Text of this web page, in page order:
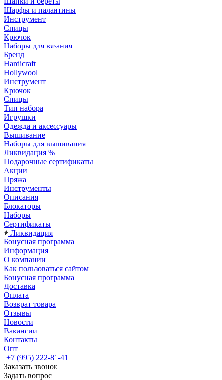
Шарфы и палантины
Инструмент
Спицы
Крючок
Наборы для вязания
Бренд
Hardicraft
Hollywool
Инструмент
Крючок
Спицы
Тип набора
Игрушки
Одежда и аксессуары
Вышивание
Наборы для вышивания
Ликвидация %
Подарочные сертификаты
Акции
Пряжа
Инструменты
Описания
Блокаторы
Наборы
Сертификаты
Ликвидация
Бонусная программа
Информация
О компании
Как пользоваться сайтом
Бонусная программа
Доставка
Оплата
Возврат товара
Отзывы
Новости
Вакансии
Контакты
Опт
+7 (995) 222-81-41
Заказать звонок
Задать вопрос